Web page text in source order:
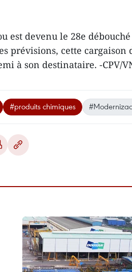
est devenu le 28e
prévisions, cette cargaison
à son destinataire. -CPV/
#produits chimiques